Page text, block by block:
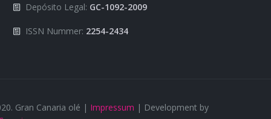
Depósito Legal: GC-1092-2009
ISSN Nummer: 2254-2434
Gran Canaria olé | Impressum | Development by